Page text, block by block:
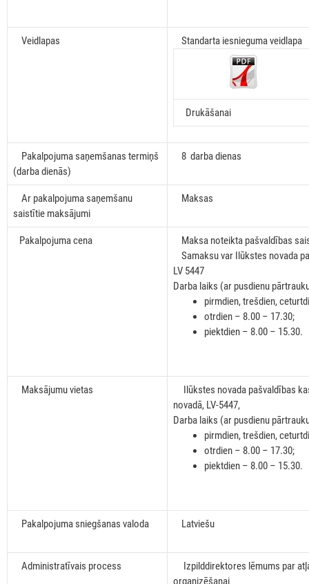
Veidlapas Standarta iesnieguma veidlapa
Drukāšanai
Pakalpojuma saņemšanas termiņš
(darba dienās)
8 darba dienas
Ar pakalpojuma saņemšanu
saistītie maksājumi
Maksas
Pakalpojuma cena
Maksa noteikta pašvaldības
Samaksu var Ilūkstes novada
LV 5447
Darba laiks (ar pusdienu
pirmdien, trešdien,
otrdien – 8.00 – 17.30;
piektdien – 8.00 – 15.30.
Maksājumu vietas
Ilūkstes novada pašvaldības
novadā, LV-5447,
Darba laiks (ar pusdienu
pirmdien, trešdien,
otrdien – 8.00 – 17.30;
piektdien – 8.00 – 15.30.
Pakalpojuma sniegšanas valoda Latviešu
Administratīvais process
Izpilddirektores lēmums par
organizēšanai